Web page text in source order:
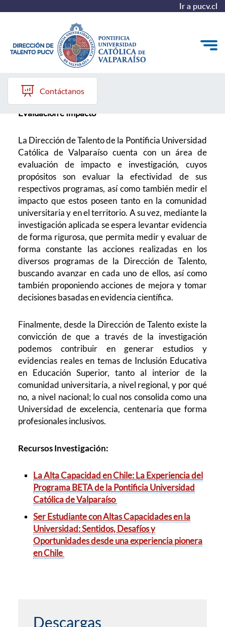
Ir a pucv.cl
Quiénes somos
Nuestros Programas
Recursos
Contáctanos
Investigación
Evaluación e Impacto
La Dirección de Talento de la Pontificia Universidad
Católica de Valparaíso cuenta con un área de
evaluación de impacto e investigación, cuyos
propósitos son evaluar la efectividad de sus
respectivos programas, así como también medir el
impacto que estos poseen tanto en la comunidad
universitaria y en el territorio. A su vez, mediante la
investigación aplicada se espera levantar evidencia
de forma rigurosa, que permita medir y evaluar de
forma constante las acciones realizadas en los
diversos programas de la Dirección de Talento,
buscando avanzar en cada uno de ellos, así como
también proponiendo acciones de mejora y tomar
decisiones basadas en evidencia científica.
Finalmente, desde la Dirección de Talento existe la
convicción de que a través de la investigación
podemos contribuir en generar estudios y
evidencias reales en temas de Inclusión Educativa
en Educación Superior, tanto al interior de la
comunidad universitaria, a nivel regional, y por qué
no, a nivel nacional; lo cual nos consolida como una
Universidad de excelencia, centenaria que forma
profesionales inclusivos.
Recursos Investigación:
La Alta Capacidad en Chile: La Experiencia del
Programa BETA de la Pontificia Universidad
Católica de Valparaíso
Ser Estudiante con Altas Capacidades en la
Universidad: Sentidos, Desafíos y
Oportunidades desde una experiencia pionera
en Chile
Descargas